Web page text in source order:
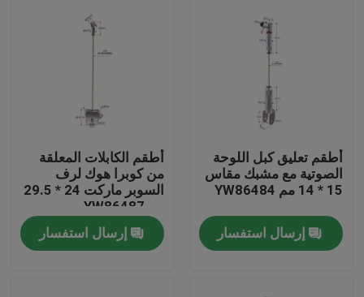
الصفحة الرئيسية
منتجات
أطقم تعليق كبل اللوحة
الصوتية مع مشبك مقاس
15 * 14 مم YW86484
إرسال استفسار
أطقم الكابلات المعلقة
من كوبرا هوك لرف
السوبر ماركت 24 * 29.5
إرسال استفسار